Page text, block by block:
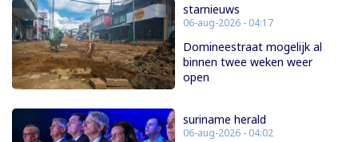
starnieuws
06-aug-2026 - 04:17
Domineestraat mogelijk al
binnen twee weken weer
open
suriname herald
06-aug-2026 - 04:02